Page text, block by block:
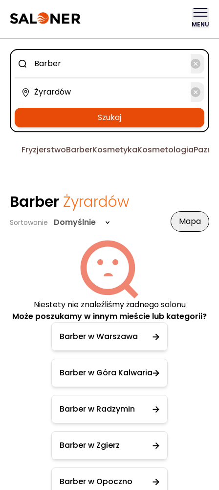
MENU
Szukaj
FryzjerstwoBarberKosmetykaKosmetologia
Barber Żyrardów
Sortowanie Domyślnie Mapa
Niestety nie znaleźliśmy żadnego salonu
Może poszukamy w innym mieście lub kategorii?
Barber w Warszawa
Barber w Góra Kalwaria
Barber w Radzymin
Barber w Zgierz
Barber w Opoczno